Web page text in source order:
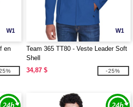
W1
en
W1
Team 365 TT80 - Veste Leader Soft
Shell
34,87 $
-25%